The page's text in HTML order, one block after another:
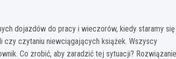
dojazdów do pracy i wieczorów, kiedy staramy się
czy czytaniu niewciągających książek. Wszyscy
Co zrobić, aby zaradzić tej sytuacji? Rozwiązanie